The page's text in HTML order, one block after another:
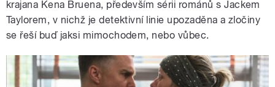
krajana Kena Bruena, především sérii románů s Jackem
Taylorem, v nichž je detektivní linie upozaděna a zločiny
se řeší buď jaksi mimochodem, nebo vůbec.